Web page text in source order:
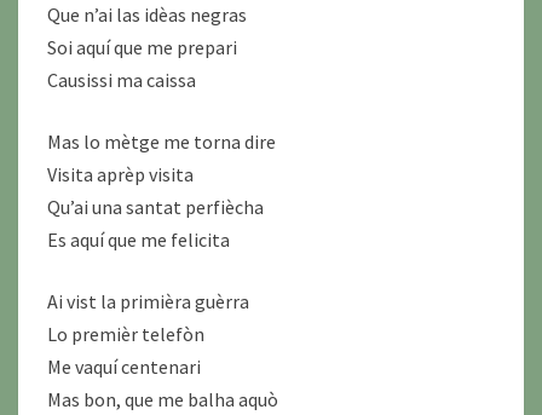
Que n’ai las idèas negras
Soi aquí que me prepari
Causissi ma caissa
Mas lo mètge me torna dire
Visita aprèp visita
Qu’ai una santat perfiècha
Es aquí que me felicita
Ai vist la primièra guèrra
Lo premièr telefòn
Me vaquí centenari
Mas bon, que me balha aquò